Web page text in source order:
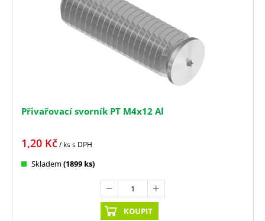
Přivařovací svorník PT M4x12 Al
1,20 Kč/ kss DPH
Skladem (1899 ks)
KOUPIT